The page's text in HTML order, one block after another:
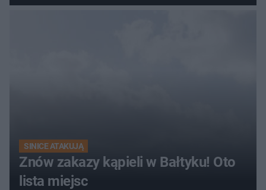
SINICE ATAKUJĄ
Znów zakazy kąpieli w Bałtyku! Oto
lista miejsc